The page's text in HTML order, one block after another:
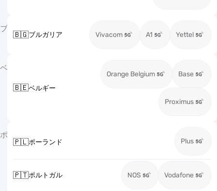
ブ
🇧🇬ブルガリア Vivacom A1 Yettel
ベ
🇧🇪ベルギー
Orange Belgium Base
Proximus
ポ
🇵🇱ポーランド Plus
🇵🇹ポルトガル NOS Vodafone